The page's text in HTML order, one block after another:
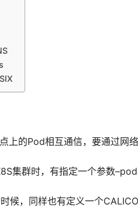
上的Pod相互通信，要通过网
集群时，有指定一个参数
候，同样也有定义一个